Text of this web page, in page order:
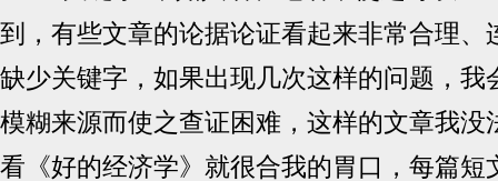
到，有些文章的论据论证看起来非常合理、
缺少关键字，如果出现几次这样的问题，我
模糊来源而使之查证困难，这样的文章我没
看《好的经济学》就很合我的胃口，每篇短